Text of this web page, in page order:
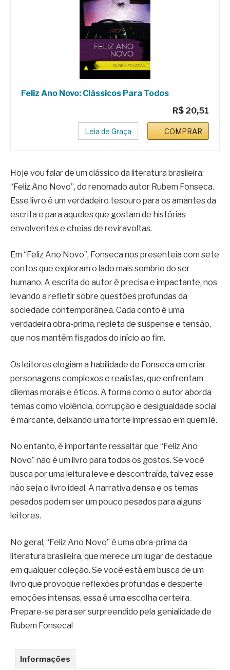
Feliz Ano Novo: Clássicos Para Todos
R$ 20,51
Leia de Graça COMPRAR
Hoje vou falar de um clássico da literatura brasileira:
“Feliz Ano Novo”, do renomado autor Rubem Fonseca.
Esse livro é um verdadeiro tesouro para os amantes da
escrita e para aqueles que gostam de histórias
envolventes e cheias de reviravoltas.
Em “Feliz Ano Novo”, Fonseca nos presenteia com sete
contos que exploram o lado mais sombrio do ser
humano. A escrita do autor é precisa e impactante, nos
levando a refletir sobre questões profundas da
sociedade contemporânea. Cada conto é uma
verdadeira obra-prima, repleta de suspense e tensão,
que nos mantém fisgados do início ao fim.
Os leitores elogiam a habilidade de Fonseca em criar
personagens complexos e realistas, que enfrentam
dilemas morais e éticos. A forma como o autor aborda
temas como violência, corrupção e desigualdade social
é marcante, deixando uma forte impressão em quem lê.
No entanto, é importante ressaltar que “Feliz Ano
Novo” não é um livro para todos os gostos. Se você
busca por uma leitura leve e descontraída, talvez esse
não seja o livro ideal. A narrativa densa e os temas
pesados podem ser um pouco pesados para alguns
leitores.
No geral, “Feliz Ano Novo” é uma obra-prima da
literatura brasileira, que merece um lugar de destaque
em qualquer coleção. Se você está em busca de um
livro que provoque reflexões profundas e desperte
emoções intensas, essa é uma escolha certeira.
Prepare-se para ser surpreendido pela genialidade de
Rubem Fonseca!
Informações